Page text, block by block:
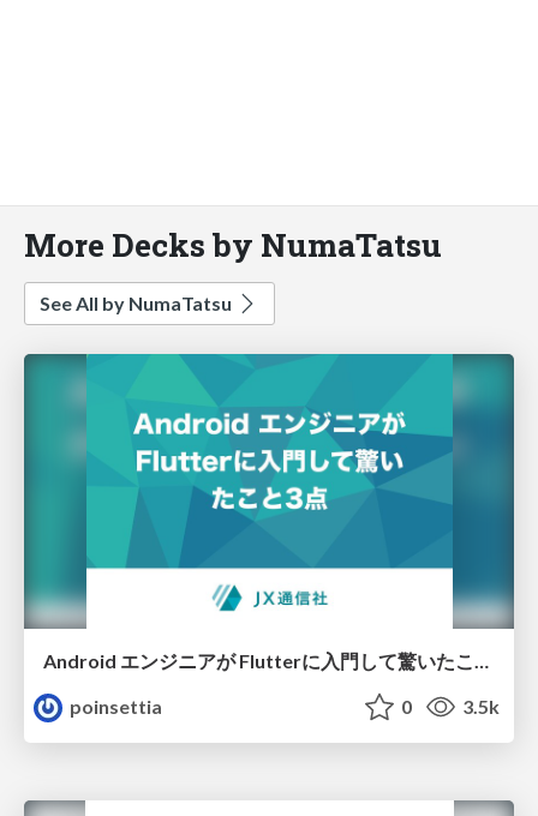
More Decks by NumaTatsu
See All by NumaTatsu
Android エンジニアが Flutterに入門して驚いたこと3点
poinsettia
0 3.5k